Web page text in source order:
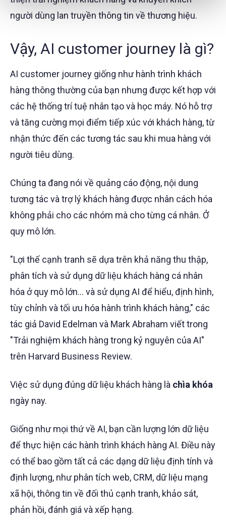
người dùng lan truyền thông tin về thương hiệu.
Vậy, AI customer journey là gì?
AI customer journey giống như hành trình khách
hàng thông thường của bạn nhưng được kết hợp với
các hệ thống trí tuệ nhân tạo và học máy. Nó hỗ trợ
và tăng cường mọi điểm tiếp xúc với khách hàng, từ
nhận thức đến các tương tác sau khi mua hàng với
người tiêu dùng.
Chúng ta đang nói về quảng cáo động, nội dung
tương tác và trợ lý khách hàng được nhân cách hóa
không phải cho các nhóm mà cho từng cá nhân. Ở
quy mô lớn.
"Lợi thế cạnh tranh sẽ dựa trên khả năng thu thập,
phân tích và sử dụng dữ liệu khách hàng cá nhân
hóa ở quy mô lớn... và sử dụng AI để hiểu, định hình,
tùy chỉnh và tối ưu hóa hành trình khách hàng," các
tác giả David Edelman và Mark Abraham viết trong
"Trải nghiệm khách hàng trong kỷ nguyên của AI"
trên Harvard Business Review.
Việc sử dụng đúng dữ liệu khách hàng là chìa khóa
ngày nay.
Giống như mọi thứ về AI, bạn cần lượng lớn dữ liệu
để thực hiện các hành trình khách hàng AI. Điều này
có thể bao gồm tất cả các dạng dữ liệu định tính và
định lượng, như phân tích web, CRM, dữ liệu mạng
xã hội, thông tin về đối thủ cạnh tranh, khảo sát,
phản hồi, đánh giá và xếp hạng.